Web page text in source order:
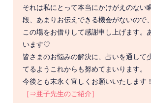
それは私にとって本当にかけがえのない
段、あまりお伝えできる機会がないので、
この場をお借りして感謝申し上げます。
います♡
皆さまのお悩みの解決に、占いを通して
てるようこれからも努めてまいります。
今後とも末永く宜しくお願いいたします！
［⇒亜子先生のご紹介］